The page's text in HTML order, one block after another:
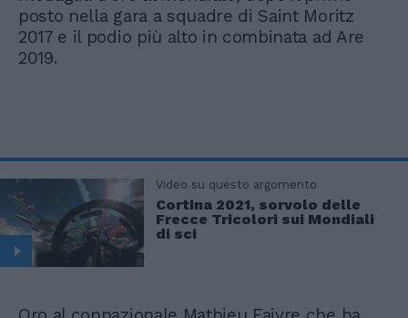
posto nella gara a squadre di Saint Moritz
2017 e il podio più alto in combinata ad Are
2019.
Video su questo argomento
Cortina 2021, sorvolo delle
Frecce Tricolori sui Mondiali
di sci